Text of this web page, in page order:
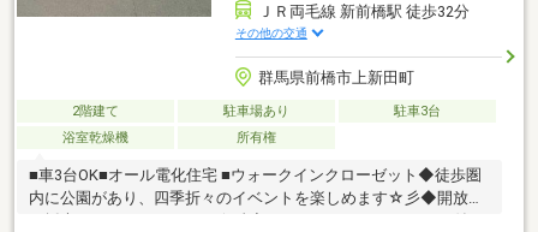
ＪＲ両毛線 新前橋駅 徒歩32分
その他の交通
群馬県前橋市上新田町
2階建て 駐車場あり
駐車3台
浴室乾燥機
所有権
■車3台OK■オール電化住宅 ■ウォークインクローゼット◆徒歩圏
内に公園があり、四季折々のイベントを楽しめます☆彡◆開放感